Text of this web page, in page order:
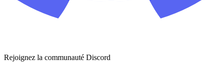
Rejoignez la communauté Discord